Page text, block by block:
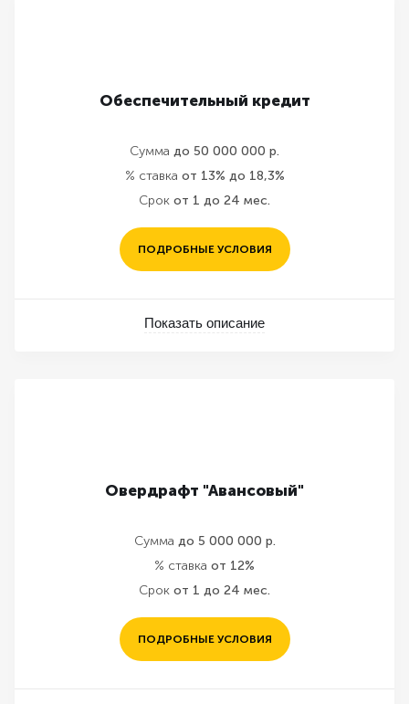
Обеспечительный кредит
Сумма до 50 000 000 р.
% ставка от 13% до 18,3%
Срок от 1 до 24 мес.
ПОДРОБНЫЕ УСЛОВИЯ
Показать описание
Овердрафт "Авансовый"
Сумма до 5 000 000 р.
% ставка от 12%
Срок от 1 до 24 мес.
ПОДРОБНЫЕ УСЛОВИЯ